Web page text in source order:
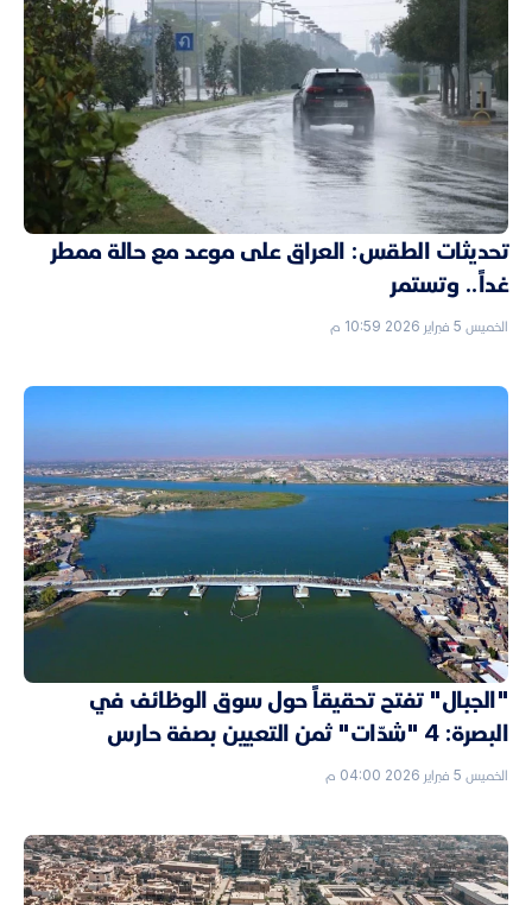
تحديثات الطقس: العراق على موعد مع حالة ممطر
غداً.. وتستمر
الخميس 5 فبراير 2026 10:59 م
"الجبال" تفتح تحقيقاً حول سوق الوظائف في
البصرة: 4 "شدّات" ثمن التعيين بصفة حارس
الخميس 5 فبراير 2026 04:00 م